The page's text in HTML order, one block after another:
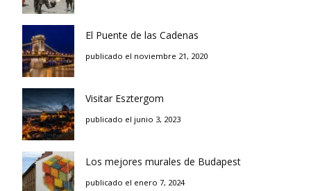
El Puente de las Cadenas
publicado el noviembre 21, 2020
Visitar Esztergom
publicado el junio 3, 2023
Los mejores murales de Budapest
publicado el enero 7, 2024